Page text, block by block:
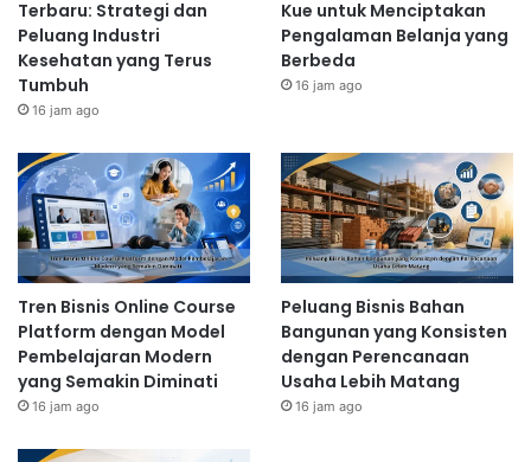
Terbaru: Strategi dan
Peluang Industri
Kesehatan yang Terus
Tumbuh
16 jam ago
Kue untuk Menciptakan
Pengalaman Belanja yang
Berbeda
16 jam ago
Tren Bisnis Online Course
Platform dengan Model
Pembelajaran Modern
yang Semakin Diminati
16 jam ago
Peluang Bisnis Bahan
Bangunan yang Konsisten
dengan Perencanaan
Usaha Lebih Matang
16 jam ago